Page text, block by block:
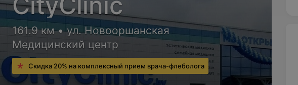
161.9 км • ул. Новооршанская
Медицинский центр
Скидка 20% на комплексный прием врача-флеболога